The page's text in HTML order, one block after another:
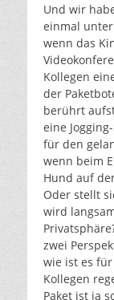
Und wir
einmal
wenn das
Kollegen
der
berührt
eine
für den
wenn beim
Hund auf
Oder stellt
wird
zwei
wie ist es
Kollegen
Paket ist ja